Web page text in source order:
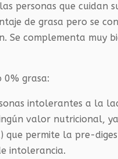
personas que cuidan
de grasa pero se
Se complementa muy
0% grasa:
intolerantes a la
valor nutricional,
que permite la pre-
intolerancia.